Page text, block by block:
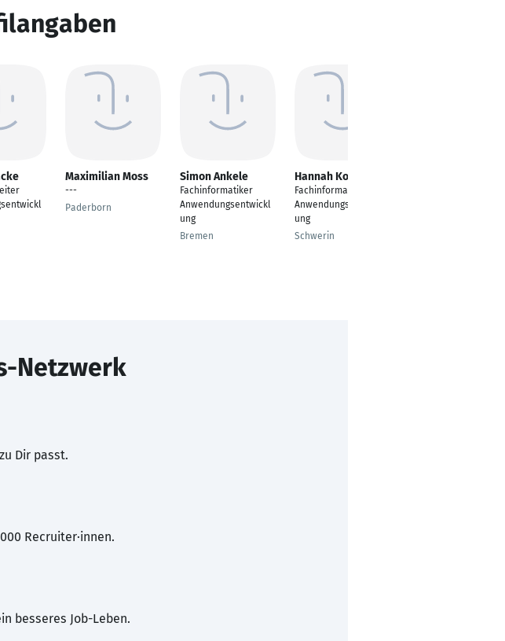
Maximilian Moss
---
Paderborn
Simon Ankele
Fachinformatiker
Anwendungsentwickl
ung
Bremen
Hannah Kollmann
Fachinformatiker
Anwendungsentwickl
ung
Schwerin
Netzwerk
Dir passt.
Recruiter·innen.
besseres Job-Leben.